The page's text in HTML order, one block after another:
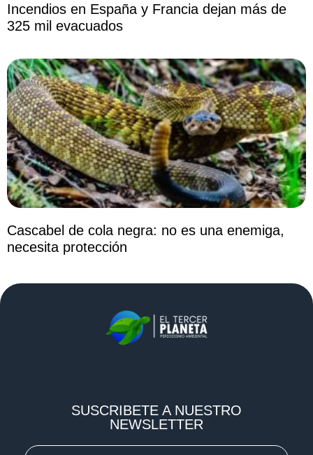
Incendios en España y Francia dejan más de
325 mil evacuados
Cascabel de cola negra: no es una enemiga,
necesita protección
SUSCRIBETE A NUESTRO
NEWSLETTER